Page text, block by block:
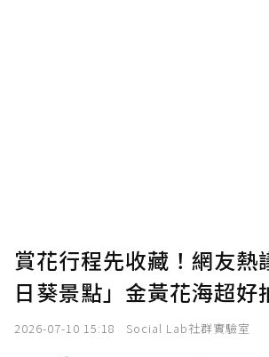
賞花行程先收藏！網友熱
日葵景點」金黃花海超好
2026-07-10 15:18 Social Lab社群實驗室